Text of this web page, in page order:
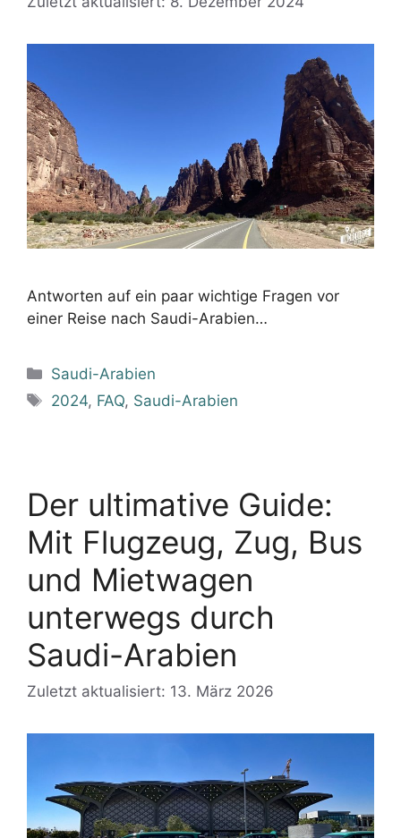
Antworten auf ein paar wichtige Fragen vor
einer Reise nach Saudi-Arabien…
Kategorien
Saudi-Arabien
Schlagwörter
2024, FAQ, Saudi-Arabien
Der ultimative Guide:
Mit Flugzeug, Zug, Bus
und Mietwagen
unterwegs durch
Saudi-Arabien
Zuletzt aktualisiert: 13. März 2026